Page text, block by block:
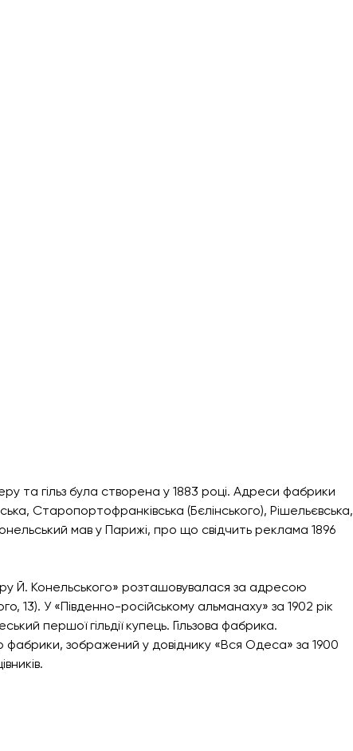
та гільз була створена у 1883 році. Адреси фабрики
Старопортофранківська (Бєлінського), Рішельєвська,
мав у Парижі, про що свідчить реклама 1896
Й. Конельського» розташовувалася за адресою
13). У «Південно-російському альманаху» за 1902 рік
першої гільдії купець. Гільзова фабрика.
зображений у довіднику «Вся Одеса» за 1900